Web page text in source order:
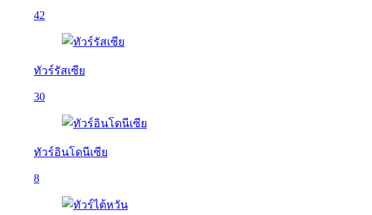
42
ทัวร์รัสเซีย
30
ทัวร์อินโดนีเซีย
8